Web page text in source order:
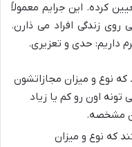
کرده. این جرایم معمولاً
روی زندگی افراد می ذارن.
داریم: حدی و تعزیری.
نوع و میزان مجازاتشون
اون رو کم یا زیاد
مشخصه.
که نوع و میزان